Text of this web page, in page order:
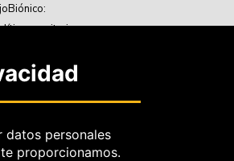
y criterios
libertad de
datos personales
proporcionamos.